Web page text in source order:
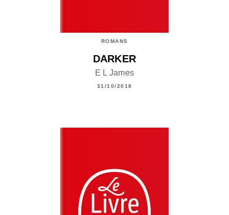
ROMANS
DARKER
E L James
31/10/2018